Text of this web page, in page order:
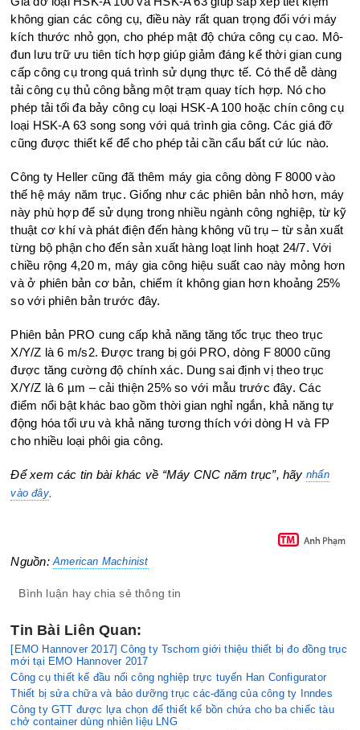
không gian các công cụ, điều này rất quan trọng đối với máy
kích thước nhỏ gọn, cho phép mật độ chứa công cụ cao. Mô-
đun lưu trữ ưu tiên tích hợp giúp giảm đáng kể thời gian cung
cấp công cụ trong quá trình sử dụng thực tế. Có thể dễ dàng
tải công cụ thủ công bằng một trạm quay tích hợp. Nó cho
phép tải tối đa bảy công cụ loại HSK-A 100 hoặc chín công cụ
loại HSK-A 63 song song với quá trình gia công. Các giá đỡ
cũng được thiết kế để cho phép tải cần cẩu bất cứ lúc nào.
Công ty Heller cũng đã thêm máy gia công dòng F 8000 vào
thế hệ máy năm trục. Giống như các phiên bản nhỏ hơn, máy
này phù hợp để sử dụng trong nhiều ngành công nghiệp, từ kỹ
thuật cơ khí và phát điện đến hàng không vũ trụ – từ sản xuất
từng bộ phận cho đến sản xuất hàng loạt linh hoạt 24/7. Với
chiều rộng 4,20 m, máy gia công hiệu suất cao này mỏng hơn
và ở phiên bản cơ bản, chiếm ít không gian hơn khoảng 25%
so với phiên bản trước đây.
Phiên bản PRO cung cấp khả năng tăng tốc trục theo trục
X/Y/Z là 6 m/s2. Được trang bị gói PRO, dòng F 8000 cũng
được tăng cường độ chính xác. Dung sai định vị theo trục
X/Y/Z là 6 µm – cải thiện 25% so với mẫu trước đây. Các
điểm nổi bật khác bao gồm thời gian nghỉ ngắn, khả năng tự
động hóa tối ưu và khả năng tương thích với dòng H và FP
cho nhiều loại phôi gia công.
Để xem các tin bài khác về “Máy CNC năm trục”, hãy nhấn
vào đây.
Nguồn:American Machinist
Bình luận hay chia sẻ thông tin
Tin Bài Liên Quan:
[EMO Hannover 2017] Công ty Tschorn giới thiệu thiết bị đo đồng trục
mới tại EMO Hannover 2017
Công cụ thiết kế đầu nối công nghiệp trực tuyến Han Configurator
Thiết bị sửa chữa và bảo dưỡng trục các-đăng của công ty Inndes
Công ty GTT được lựa chọn để thiết kế bồn chứa cho ba chiếc tàu
chở container dùng nhiên liệu LNG